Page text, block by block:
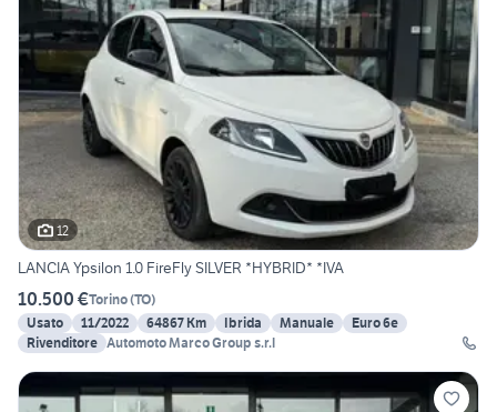
12
LANCIA Ypsilon 1.0 FireFly SILVER *HYBRID* *IVA
10.500 €Torino(TO)
Usato
11/2022 64867 Km Ibrida Manuale
Euro 6e
Rivenditore Automoto Marco Group s.r.l